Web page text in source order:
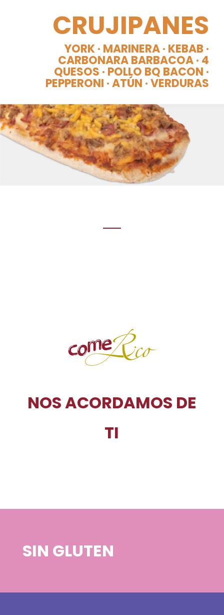
CRUJIPANES
YORK · MARINERA · KEBAB ·
CARBONARA BARBACOA · 4
QUESOS · POLLO BQ BACON ·
PEPPERONI · ATÚN · VERDURAS
NOS ACORDAMOS DE
TI
SIN GLUTEN